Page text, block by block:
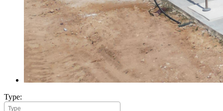
Type:
Minimum Build Area: